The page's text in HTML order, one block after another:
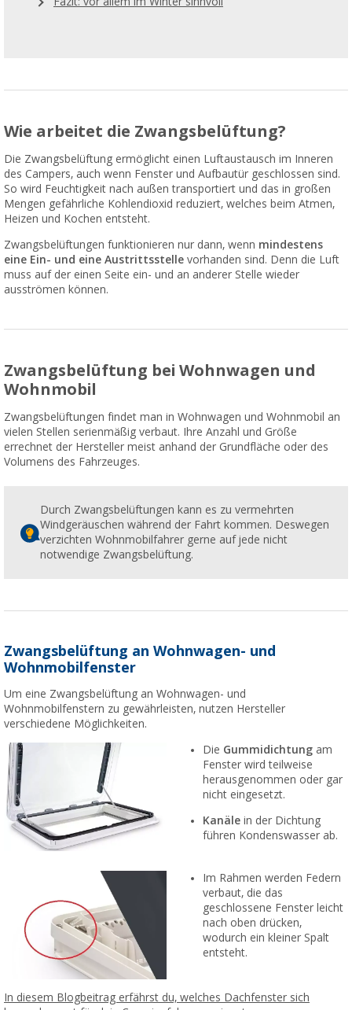
Wie arbeitet die Zwangsbelüftung?
Die Zwangsbelüftung ermöglicht einen Luftaustausch im Inneren
des Campers, auch wenn Fenster und Aufbautür geschlossen sind.
So wird Feuchtigkeit nach außen transportiert und das in großen
Mengen gefährliche Kohlendioxid reduziert, welches beim Atmen,
Heizen und Kochen entsteht.
Zwangsbelüftungen funktionieren nur dann, wenn mindestens
eine Ein- und eine Austrittsstelle vorhanden sind. Denn die Luft
muss auf der einen Seite ein- und an anderer Stelle wieder
ausströmen können.
Zwangsbelüftung bei Wohnwagen und
Wohnmobil
Zwangsbelüftungen findet man in Wohnwagen und Wohnmobil an
vielen Stellen serienmäßig verbaut. Ihre Anzahl und Größe
errechnet der Hersteller meist anhand der Grundfläche oder des
Volumens des Fahrzeuges.
Durch Zwangsbelüftungen kann es zu vermehrten
Windgeräuschen während der Fahrt kommen. Deswegen
verzichten Wohnmobilfahrer gerne auf jede nicht
notwendige Zwangsbelüftung.
Zwangsbelüftung an Wohnwagen- und
Wohnmobilfenster
Um eine Zwangsbelüftung an Wohnwagen- und
Wohnmobilfenstern zu gewährleisten, nutzen Hersteller
verschiedene Möglichkeiten.
Die Gummidichtungam
Fenster wird teilweise
herausgenommen oder gar
nicht eingesetzt.
Kanälein der Dichtung
führen Kondenswasser ab.
Im Rahmen werden Federn
verbaut, die das
geschlossene Fenster leicht
nach oben drücken,
wodurch ein kleiner Spalt
entsteht.
In diesem Blogbeitrag erfährst du, welches Dachfenster sich